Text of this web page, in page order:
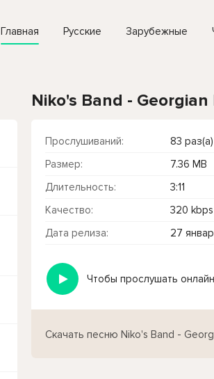
Главная Русские Зарубежные
Niko's Band - Georgian
Прослушиваний:
83 раз(а)
Размер:
7.36 MB
Длительность:
3:11
Качество:
320 kbps
Дата релиза:
27
Скачать песню Niko's Band -